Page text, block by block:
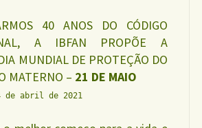
40 ANOS DO CÓDIGO
A IBFAN PROPÕE A
MUNDIAL DE PROTEÇÃO DO
MATERNO – 21 DE MAIO
de abril de 2021